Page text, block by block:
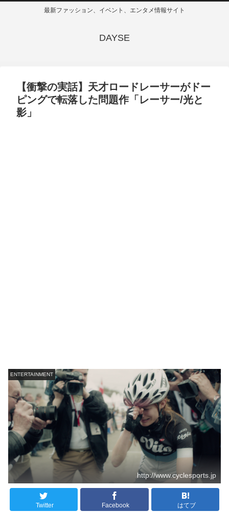
最新ファッション、イベント、エンタメ情報サイト
DAYSE
【衝撃の実話】天才ロードレーサーがドー
ピングで転落した問題作「レーサー/光と
影」
ENTERTAINMENT
http://www.cyclesports.jp
Twitter Facebook はてブ